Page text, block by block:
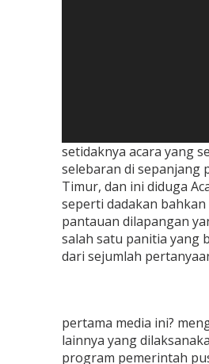
p
a
A
n
g
g
a
r
a
a
setidaknya acara yang
selebaran di sepanjang
Timur, dan ini diduga
seperti dadakan
pantauan dilapangan
salah satu panitia yang
dari sejumlah
pertama media ini?
lainnya yang
program pemerintah